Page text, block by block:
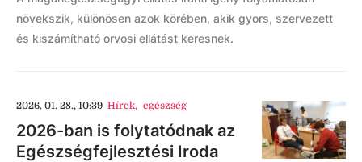
növekszik, különösen azok körében, akik gyors, szervezett
és kiszámítható orvosi ellátást keresnek.
2026. 01. 28., 10:39 Hírek, egészség
2026-ban is folytatódnak az
Egészségfejlesztési Iroda